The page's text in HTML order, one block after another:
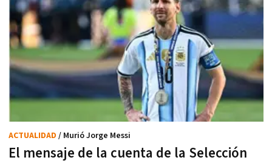
El mensaje de la cuenta de la Selección
ACTUALIDAD / Murió Jorge Messi